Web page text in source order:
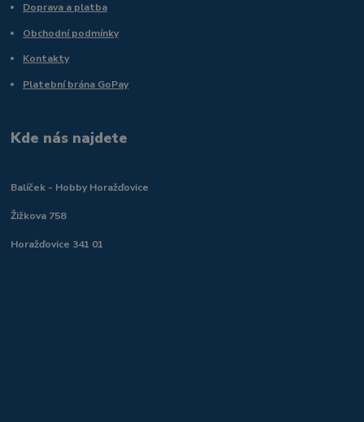
Doprava a platba
Obchodní podmínky
Kontakty
Platební brána GoPay
Kde nás najdete
Balíček - Hobby Horažďovice
Žižkova 758
Horažďovice 341 01